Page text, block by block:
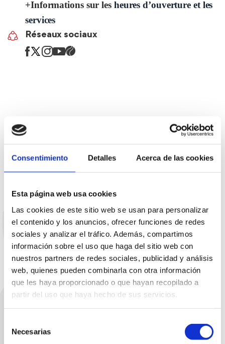
Consentimiento Detalles Acerca de las cookies
Esta página web usa cookies
Las cookies de este sitio web se usan para personalizar
el contenido y los anuncios, ofrecer funciones de redes
sociales y analizar el tráfico. Además, compartimos
información sobre el uso que haga del sitio web con
nuestros partners de redes sociales, publicidad y análisis
web, quienes pueden combinarla con otra información
que les haya proporcionado o que hayan recopilado a
partir del uso que haya hecho de sus servicios.
Necesarias
+Informations sur les heures d’ouverture et les
services
Réseaux sociaux
Réseaux
sociaux